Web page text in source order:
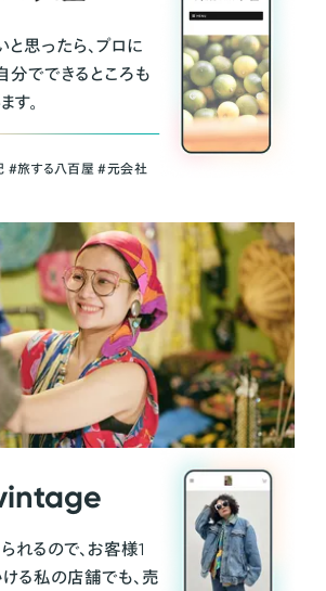
と思ったら、プロに
分でできるところも
す。
＃旅する八百屋 ＃元会社
れるので、お客様1
る私の店舗でも、売